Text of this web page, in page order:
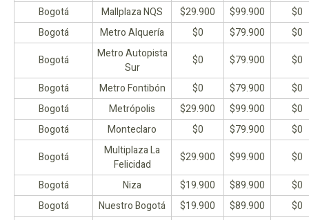
Bogotá
Mallplaza NQS $29.900 $99.900
$0
Bogotá
Metro Alquería $0 $79.900
$0
Bogotá
Metro Autopista
Sur
$0 $79.900
$0
Bogotá
Metro Fontibón $0 $79.900
$0
Bogotá
Metrópolis $29.900 $99.900
$0
Bogotá
Monteclaro $0 $79.900
$0
Bogotá
Multiplaza La
Felicidad
$29.900 $99.900
$0
Bogotá
Niza $19.900 $89.900
$0
Bogotá
Nuestro Bogotá $19.900 $89.900
$0